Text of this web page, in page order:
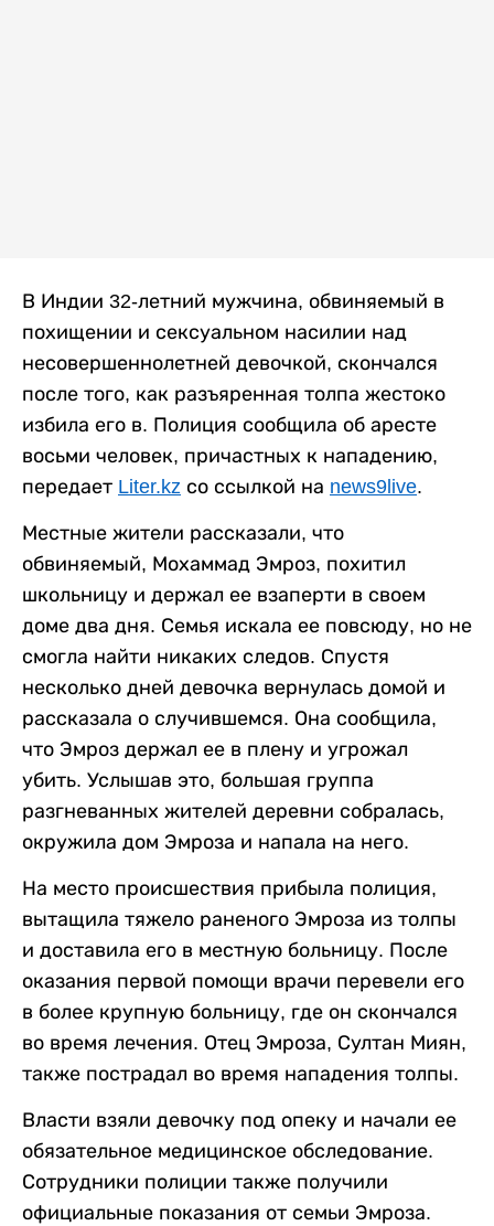
В Индии 32-летний мужчина, обвиняемый в
похищении и сексуальном насилии над
несовершеннолетней девочкой, скончался
после того, как разъяренная толпа жестоко
избила его в. Полиция сообщила об аресте
восьми человек, причастных к нападению,
передает Liter.kz со ссылкой на news9live.
Местные жители рассказали, что
обвиняемый, Мохаммад Эмроз, похитил
школьницу и держал ее взаперти в своем
доме два дня. Семья искала ее повсюду, но не
смогла найти никаких следов. Спустя
несколько дней девочка вернулась домой и
рассказала о случившемся. Она сообщила,
что Эмроз держал ее в плену и угрожал
убить. Услышав это, большая группа
разгневанных жителей деревни собралась,
окружила дом Эмроза и напала на него.
На место происшествия прибыла полиция,
вытащила тяжело раненого Эмроза из толпы
и доставила его в местную больницу. После
оказания первой помощи врачи перевели его
в более крупную больницу, где он скончался
во время лечения. Отец Эмроза, Султан Миян,
также пострадал во время нападения толпы.
Власти взяли девочку под опеку и начали ее
обязательное медицинское обследование.
Сотрудники полиции также получили
официальные показания от семьи Эмроза.